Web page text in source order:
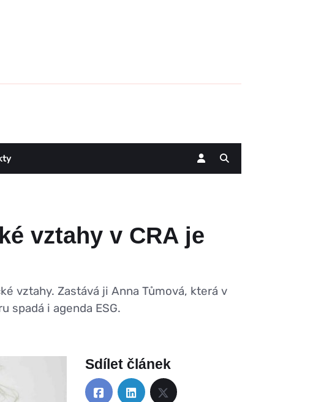
vztahy v CRA je
vztahy. Zastává ji Anna Tůmová, která v
spadá i agenda ESG.
Sdílet článek